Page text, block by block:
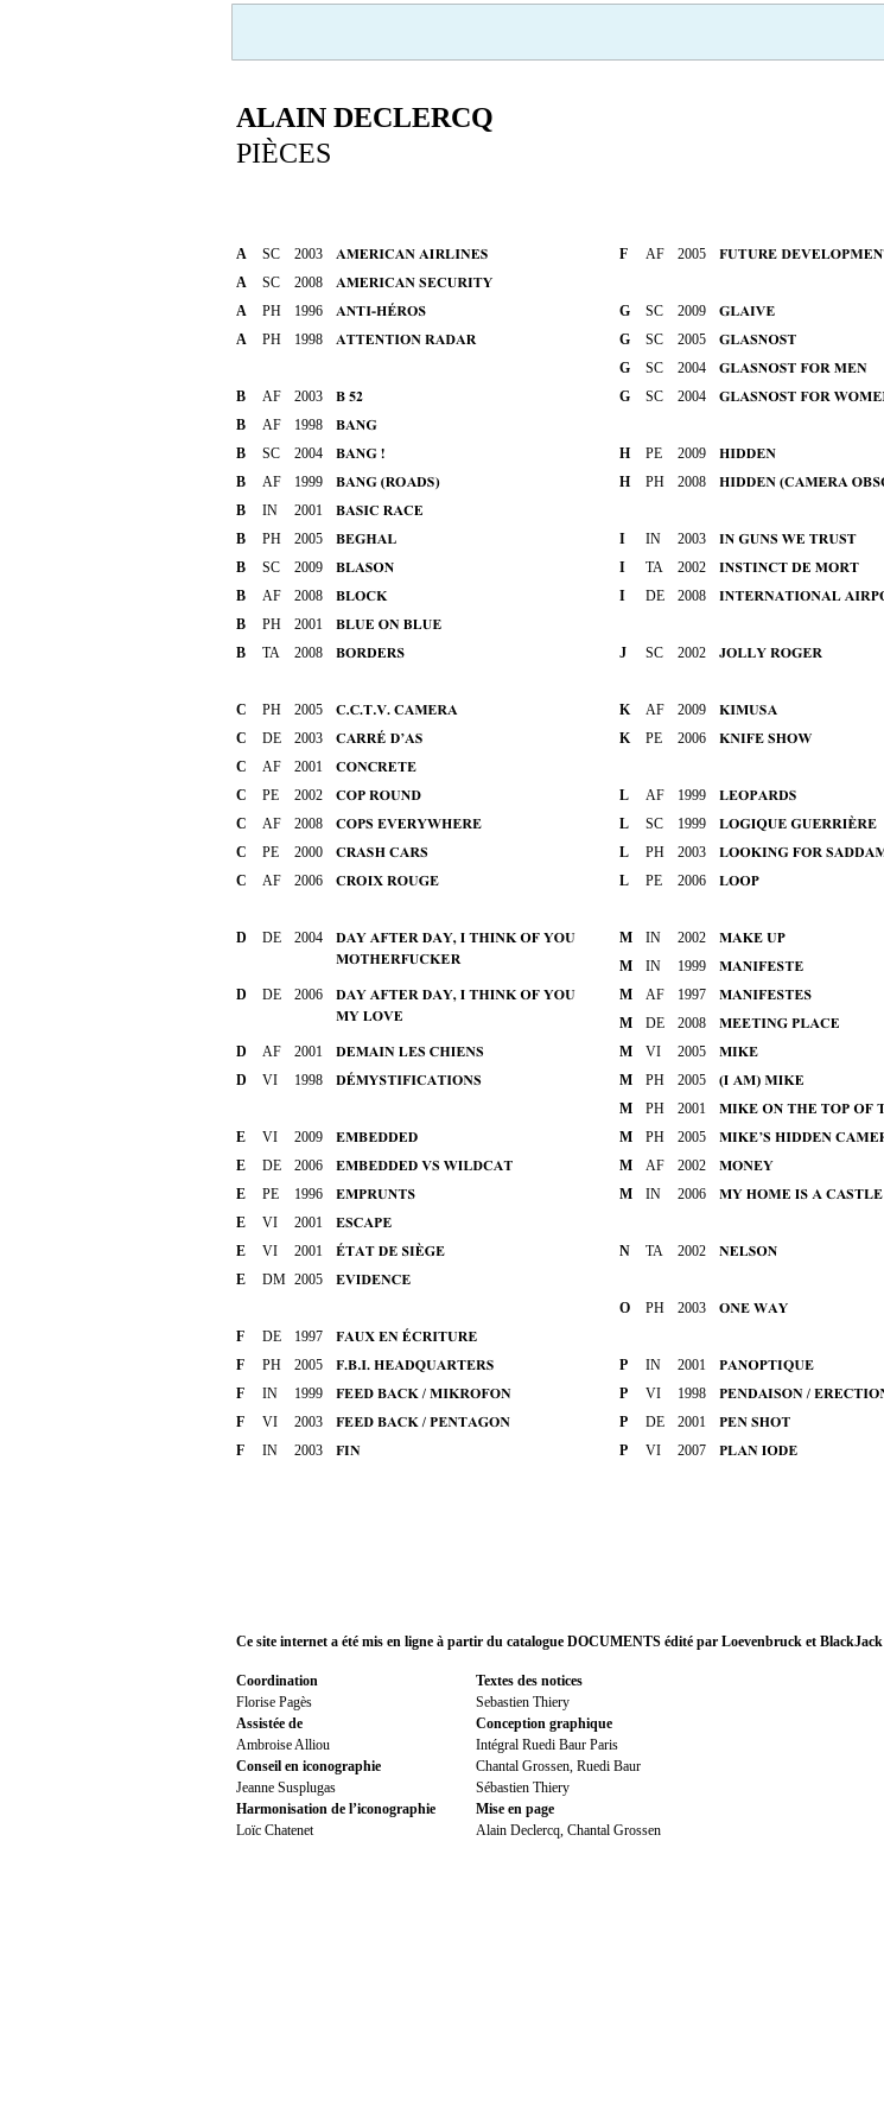
ALAIN DECLERCQ
PIÈCES
A SC
2003
A
SC
2008
A
PH
1996
A
PH 1998
B AF
2003
B
AF
1998
B
SC
2004
B
AF
1999
B
IN
2001
B
PH
2005
B
SC
2009
B
AF
2008
B
PH
2001
B
TA 2008
C PH
2005
C
DE
2003
C
AF
2001
C
PE
2002
C
AF
2008
C
PE
2000
C
AF 2006
D DE 2004
D DE 2006
D AF
2001
D
VI 1998
E VI
2009
E
DE
2006
E
PE
1996
E
VI
2001
E
VI
2001
E
DM 2005
F DE
1997
F
PH
2005
F
IN
1999
F
VI
2003
F
IN 2003
F AF 2005
G SC
2009
G
SC
2005
G
SC
2004
G
SC 2004
H PE
2009
H
PH 2008
I IN
2003
I
TA
2002
I
DE 2008
J SC 2002
K AF
2009
K
PE 2006
L AF
1999
L
SC
1999
L
PH
2003
L
PE 2006
M IN
2002
M
IN
1999
M
AF
1997
M
DE
2008
M
VI
2005
M
PH
2005
M
PH
2001
M
PH
2005
M
AF
2002
M
IN 2006
N TA 2002
O PH 2003
P IN
2001
P
VI
1998
P
DE
2001
P
VI 2007
Ce site internet a été mis en ligne à partir du catalogue DOCUMENTS édité par Loevenbruck et BlackJack
Coordination
Florise Pagès
Assistée de
Ambroise Alliou
Conseil en iconographie
Jeanne Susplugas
Harmonisation de l’iconographie
Loïc Chatenet
Textes des notices
Sebastien Thiery
Conception graphique
Intégral Ruedi Baur Paris
Chantal Grossen, Ruedi Baur
Sébastien Thiery
Mise en page
Alain Declercq, Chantal Grossen